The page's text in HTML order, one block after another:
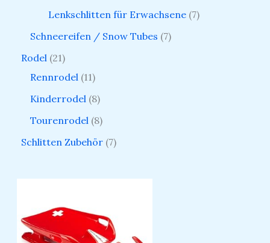
Lenkschlitten für Erwachsene 7
Schneereifen / Snow Tubes 7
Rodel 21
Rennrodel 11
Kinderrodel 8
Tourenrodel 8
Schlitten Zubehör 7